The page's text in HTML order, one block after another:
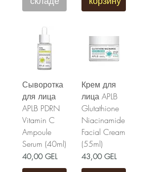
Сыворотка
для лица
APLB PDRN
Vitamin C
Ampoule
Serum (40ml)
Цена
40,00 GEL
Крем для
лица APLB
Glutathione
Niacinamide
Facial Cream
(55ml)
Цена
43,00 GEL